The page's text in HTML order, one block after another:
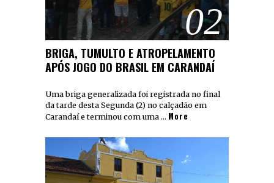
02
BRIGA, TUMULTO E ATROPELAMENTO
APÓS JOGO DO BRASIL EM CARANDAÍ
Uma briga generalizada foi registrada no final
da tarde desta Segunda (2) no calçadão em
Carandaí e terminou com uma … More